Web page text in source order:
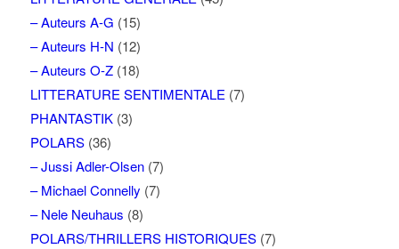
– Auteurs A-G (15)
– Auteurs H-N (12)
– Auteurs O-Z(18)
LITTERATURE SENTIMENTALE (7)
PHANTASTIK(3)
POLARS(36)
– Jussi Adler-Olsen(7)
– Michael Connelly (7)
– Nele Neuhaus (8)
POLARS/THRILLERS HISTORIQUES(7)